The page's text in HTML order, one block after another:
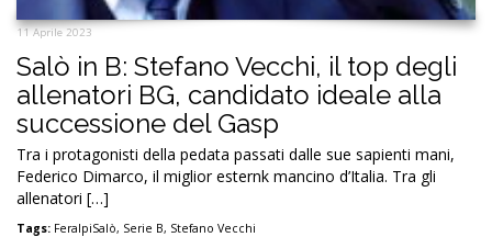
11 Aprile 2023
Salò in B: Stefano Vecchi, il top degli
allenatori BG, candidato ideale alla
successione del Gasp
Tra i protagonisti della pedata passati dalle sue sapienti mani,
Federico Dimarco, il miglior esternk mancino d’Italia. Tra gli
allenatori […]
Tags: FeralpiSalò, Serie B, Stefano Vecchi